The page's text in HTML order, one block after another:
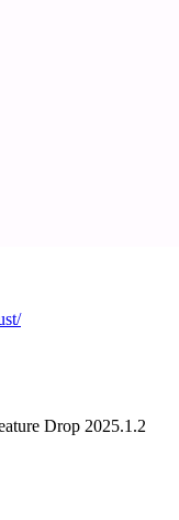
Drop 2025.1.2